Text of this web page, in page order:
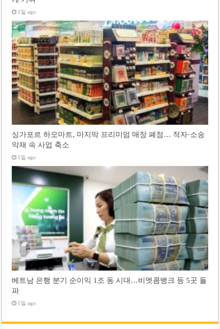
1일 ago
싱가포르 하오마트, 마지막 프리미엄 매장 폐점… 적자·소송
악재 속 사업 축소
1일 ago
베트남 은행 분기 순이익 1조 동 시대…비엣콤뱅크 등 5곳 돌
파
1일 ago